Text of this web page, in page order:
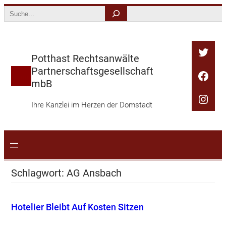
Search
Potthast Rechtsanwälte
Partnerschaftsgesellschaft
mbB
Ihre Kanzlei im Herzen der Domstadt
Schlagwort: AG Ansbach
Hotelier Bleibt Auf Kosten Sitzen